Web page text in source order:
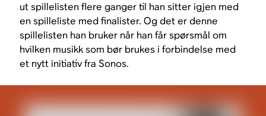
ut spillelisten flere ganger til han sitter igjen med
en spilleliste med finalister. Og det er denne
spillelisten han bruker når han får spørsmål om
hvilken musikk som bør brukes i forbindelse med
et nytt initiativ fra Sonos.